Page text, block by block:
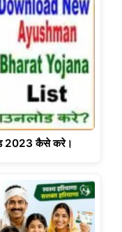
2023 कैसे करे।